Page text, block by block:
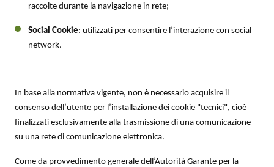
raccolte durante la navigazione in rete;
Social Cookie: utilizzati per consentire l’interazione con social
network.
In base alla normativa vigente, non è necessario acquisire il
consenso dell’utente per l’installazione dei cookie "tecnici", cioè
finalizzati esclusivamente alla trasmissione di una comunicazione
su una rete di comunicazione elettronica.
Come da provvedimento generale dell’Autorità Garante per la